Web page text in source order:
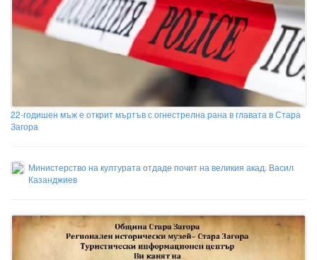
22-годишен мъж е открит мъртъв с огнестрелна рана в главата в Стара
Загора
Министерство на културата отдаде почит на великия акад. Васил
Казанджиев